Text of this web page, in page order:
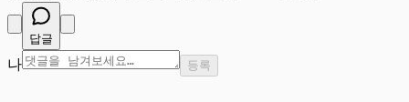
답글
나 등록